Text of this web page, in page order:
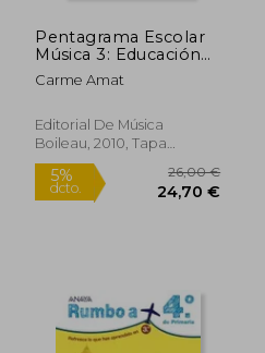
Pentagrama Escolar
Música 3: Educación
Primaria. Ciclo Medio
Carme Amat
Editorial De Música
Boileau, 2010, Tapa
Blanda, Nuevo
Rápido